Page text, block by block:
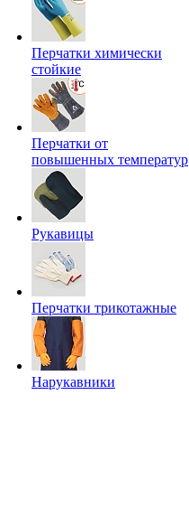
Перчатки химически
стойкие
Перчатки от
повышенных температур
Рукавицы
Перчатки трикотажные
Нарукавники